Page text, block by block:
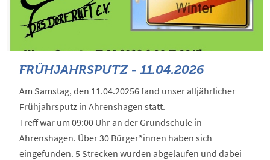
FRÜHJAHRSPUTZ - 11.04.2026
Am Samstag, den 11.04.20256 fand unser alljährlicher
Frühjahrsputz in Ahrenshagen statt.
Treff war um 09:00 Uhr an der Grundschule in
Ahrenshagen. Über 30 Bürger*innen haben sich
eingefunden. 5 Strecken wurden abgelaufen und dabei